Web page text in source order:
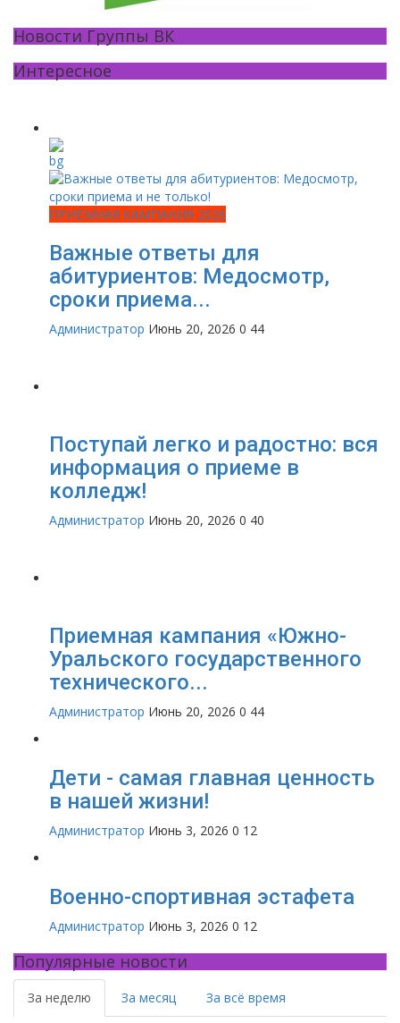
Новости Группы ВК
Интересное
ПРИЁМНАЯ КАМПАНИЯ 2026
Важные ответы для
абитуриентов: Медосмотр,
сроки приема...
Администратор Июнь 20, 2026 0 44
Поступай легко и радостно: вся
информация о приеме в
колледж!
Администратор Июнь 20, 2026 0 40
Приемная кампания «Южно-
Уральского государственного
технического...
Администратор Июнь 20, 2026 0 44
Дети - самая главная ценность
в нашей жизни!
Администратор Июнь 3, 2026 0 12
Военно-спортивная эстафета
Администратор Июнь 3, 2026 0 12
Популярные новости
За неделю За месяц За всё время